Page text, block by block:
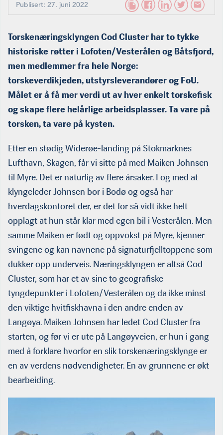
Publisert: 27. juni 2022
Torskenæringsklyngen Cod Cluster har to tykke
historiske røtter i Lofoten/Vesterålen og Båtsfjord,
men medlemmer fra hele Norge:
torskeverdikjeden, utstyrsleverandører og FoU.
Målet er å få mer verdi ut av hver enkelt torskefisk
og skape flere helårlige arbeidsplasser. Ta vare på
torsken, ta vare på kysten.
Etter en stødig Widerøe-landing på Stokmarknes
Lufthavn, Skagen, får vi sitte på med Maiken Johnsen
til Myre. Det er naturlig av flere årsaker. I og med at
klyngeleder Johnsen bor i Bodø og også har
hverdagskontoret der, er det for så vidt ikke helt
opplagt at hun står klar med egen bil i Vesterålen. Men
samme Maiken er født og oppvokst på Myre, kjenner
svingene og kan navnene på signa­turfjelltoppene som
dukker opp underveis. Næringsklyngen er altså Cod
Cluster, som har et av sine to geografiske
tyngdepunkter i Lofoten/Vesterålen og da ikke minst
den viktige hvitfiskhavna i den andre enden av
Langøya. Maiken Johnsen har ledet Cod Cluster fra
starten, og før vi er ute på Langøyveien, er hun i gang
med å forklare hvorfor en slik torskenæringsklynge er
en av verdens nødvendigheter. En av grunnene er økt
bearbeiding.